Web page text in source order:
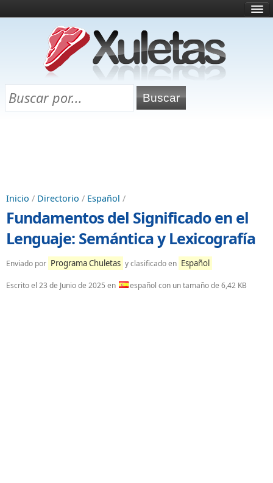
¿Qué es esto?
Directorio
Chuletas para exámenes
Inicio / Directorio / Español /
Fundamentos del Significado en el
Lenguaje: Semántica y Lexicografía
Enviado por Programa Chuletas y clasificado en Español
Escrito el 23 de Junio de 2025 en español con un tamaño de 6,42 KB